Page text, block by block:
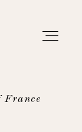
France